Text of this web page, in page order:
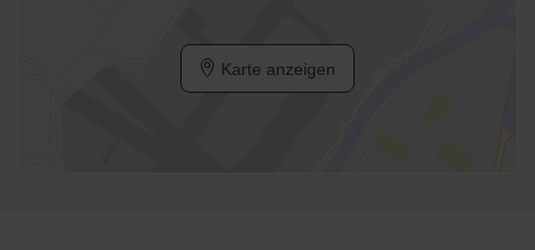
Karte anzeigen